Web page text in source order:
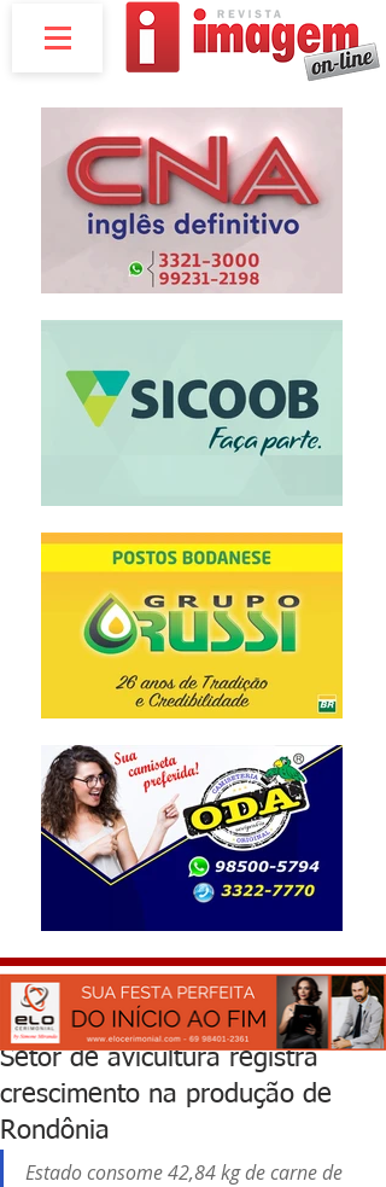
Setor de avicultura registra
crescimento na produção de
Rondônia
Estado consome 42,84 kg de carne de